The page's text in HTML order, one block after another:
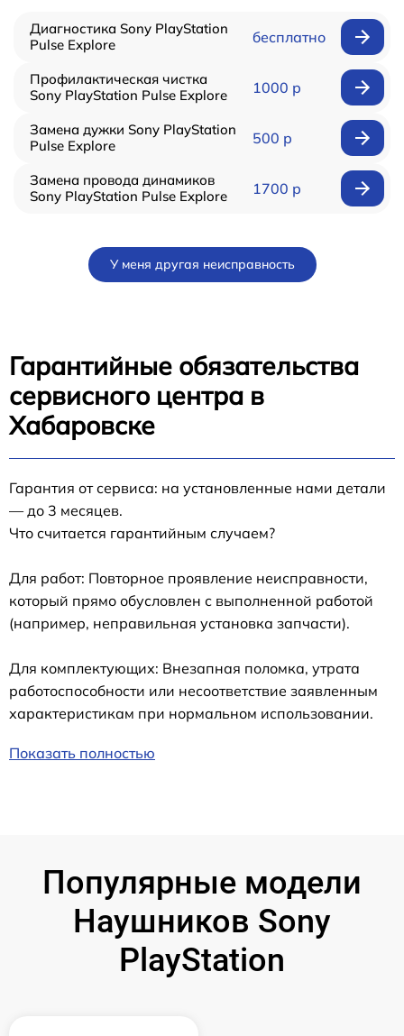
Диагностика Sony PlayStation
Pulse Explore
бесплатно
Профилактическая чистка
Sony PlayStation Pulse Explore
1000 р
Замена дужки Sony PlayStation
Pulse Explore
500 р
Замена провода динамиков
Sony PlayStation Pulse Explore
1700 р
У меня другая неисправность
Гарантийные обязательства
сервисного центра в
Хабаровске
Гарантия от сервиса: на установленные нами детали
— до 3 месяцев.
Что считается гарантийным случаем?
Для работ: Повторное проявление неисправности,
который прямо обусловлен с выполненной работой
(например, неправильная установка запчасти).
Для комплектующих: Внезапная поломка, утрата
работоспособности или несоответствие заявленным
характеристикам при нормальном использовании.
Показать полностью
Популярные модели
Наушников Sony
PlayStation